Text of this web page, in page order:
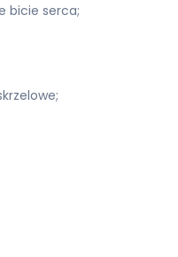
bicie serca;